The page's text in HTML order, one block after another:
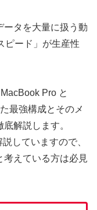
ータを大量に扱う動
ピード」が生産性
Pro と
最強構成とそのメ
解説します。
していますので、
考えている方は必見